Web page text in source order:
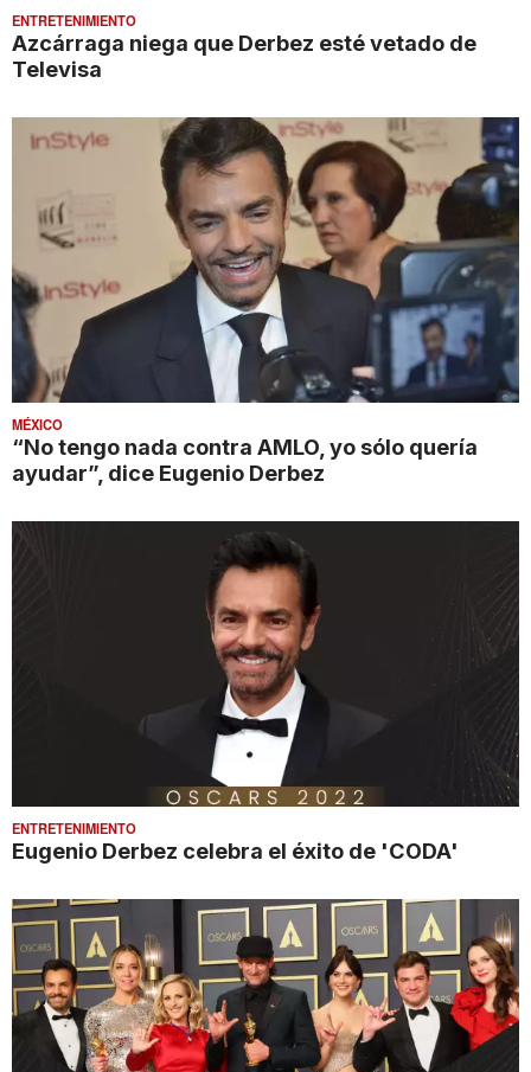
ENTRETENIMIENTO
Azcárraga niega que Derbez esté vetado de
Televisa
MÉXICO
“No tengo nada contra AMLO, yo sólo quería
ayudar”, dice Eugenio Derbez
ENTRETENIMIENTO
Eugenio Derbez celebra el éxito de 'CODA'